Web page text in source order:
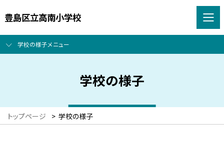
豊島区立高南小学校
学校の様子メニュー
学校の様子
トップページ > 学校の様子